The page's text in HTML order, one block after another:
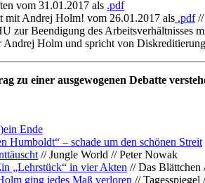
vom 31.01.2017 als .pdf
mit Andrej Holm! vom 26.01.2017 als .pdf//
zur Beendigung des Arbeitsverhältnisses
Holm und spricht von
zu einer ausgewogenen Debatte
Ende
Humboldt“ – schade um den schönen Streit
// Jungle World // Peter Nowak
„Lehrstück“ in vier Akten // Das
ging jedes Maß verloren // Tagesspiegel